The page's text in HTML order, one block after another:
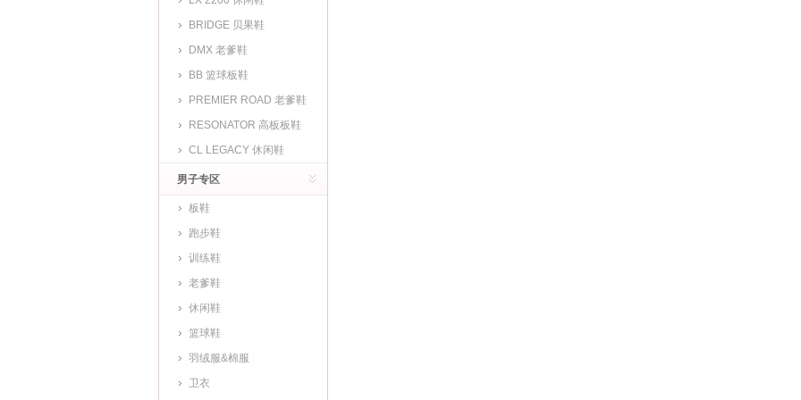
BRIDGE 贝果鞋
DMX 老爹鞋
BB 篮球板鞋
PREMIER ROAD 老爹鞋
RESONATOR 高板板鞋
CL LEGACY 休闲鞋
男子专区
板鞋
跑步鞋
训练鞋
老爹鞋
休闲鞋
篮球鞋
羽绒服&棉服
卫衣